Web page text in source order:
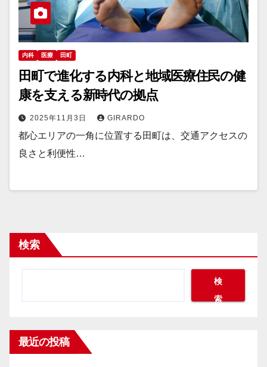
内科 医療 田町
田町で進化する内科と地域医療住民の健
康を支える新時代の拠点
2025年11月3日 GIRARDO
都心エリアの一角に位置する田町は、交通アクセスの
良さと利便性…
検索
検
索
最近の投稿